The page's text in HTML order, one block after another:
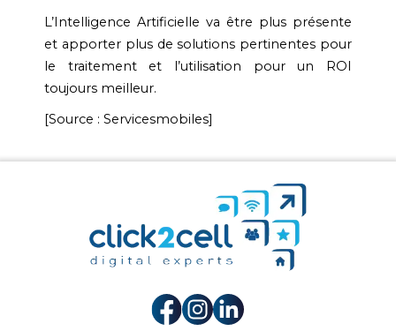
L’Intelligence Artificielle va être plus présente
et apporter plus de solutions pertinentes pour
le traitement et l’utilisation pour un ROI
toujours meilleur.
[Source : Servicesmobiles]